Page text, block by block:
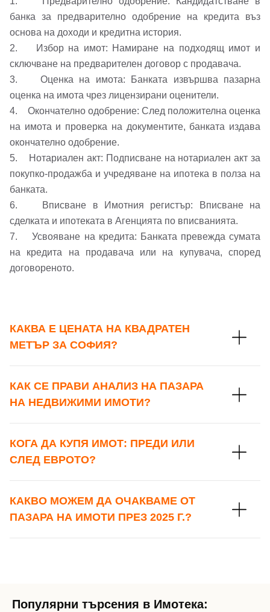
Имейл Адрес
Парола
Забравена парола?
Вход
или използвай профил
банка за предварително одобрение на кредита въз
основа на доходи и кредитна история.
2. Избор на имот: Намиране на подходящ имот и
сключване на предварителен договор с продавача.
3. Оценка на имота: Банката извършва пазарна
оценка на имота чрез лицензирани оценители.
4. Окончателно одобрение: След положителна оценка
на имота и проверка на документите, банката издава
окончателно одобрение.
5. Нотариален акт: Подписване на нотариален акт за
покупко-продажба и учредяване на ипотека в полза на
банката.
6. Вписване в Имотния регистър: Вписване на
сделката и ипотеката в Агенцията по вписванията.
7. Усвояване на кредита: Банката превежда сумата
на кредита на продавача или на купувача, според
договореното.
КАКВА Е ЦЕНАТА НА КВАДРАТЕН
МЕТЪР ЗА СОФИЯ?
КАК СЕ ПРАВИ АНАЛИЗ НА ПАЗАРА
НА НЕДВИЖИМИ ИМОТИ?
КОГА ДА КУПЯ ИМОТ: ПРЕДИ ИЛИ
СЛЕД ЕВРОТО?
КАКВО МОЖЕМ ДА ОЧАКВАМЕ ОТ
ПАЗАРА НА ИМОТИ ПРЕЗ 2025 Г.?
Популярни търсения в Имотека: